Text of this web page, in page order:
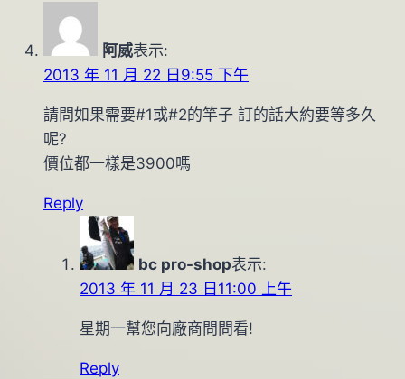
阿威表示:
2013 年 11 月 22 日9:55 下午
請問如果需要#1或#2的竿子 訂的話大約要等多久
呢?
價位都一樣是3900嗎
Reply
bc pro-shop表示:
2013 年 11 月 23 日11:00 上午
星期一幫您向廠商問問看!
Reply